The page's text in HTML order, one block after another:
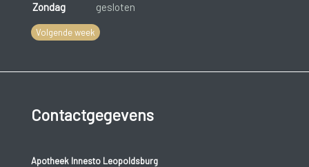
Zondag
gesloten
Volgende week
Contactgegevens
Apotheek Innesto Leopoldsburg